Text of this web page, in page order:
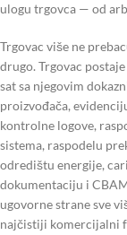
ulogu trgovca — od
Trgovac više ne
drugo. Trgovac
sat sa njegovim
proizvođača,
kontrolne logove,
sistema, raspodelu
odredištu energije,
dokumentaciju i
ugovorne strane sve
najčistiji komercijalni